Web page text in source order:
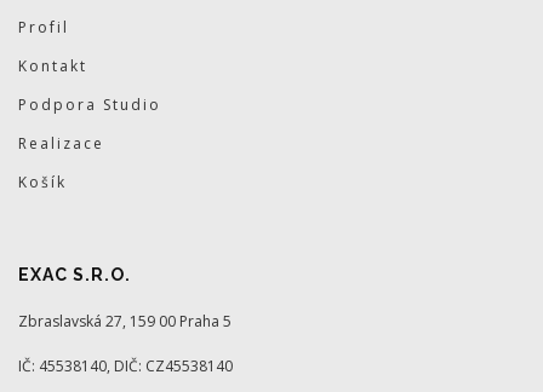
Profil
Kontakt
Podpora Studio
Realizace
Košík
EXAC S.R.O.
Zbraslavská 27, 159 00 Praha 5
IČ: 45538140, DIČ: CZ45538140